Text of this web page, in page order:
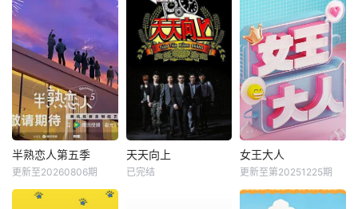
半熟恋人第五季
更新至20260806期
天天向上
已完结
女王大人
更新至第20251225期